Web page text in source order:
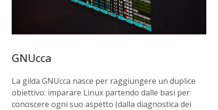
GNUcca
La gilda GNUcca nasce per raggiungere un duplice
obiettivo: imparare Linux partendo dalle basi per
conoscere ogni suo aspetto (dalla diagnostica dei